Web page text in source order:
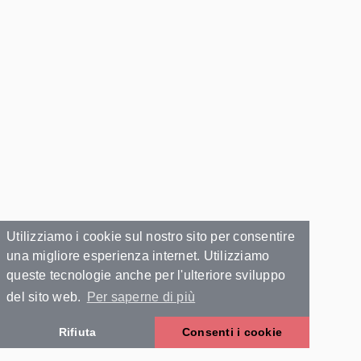
Utilizziamo i cookie sul nostro sito per consentire
una migliore esperienza internet. Utilizziamo
queste tecnologie anche per l'ulteriore sviluppo
del sito web.
Per saperne di più
Rifiuta Consenti i cookie